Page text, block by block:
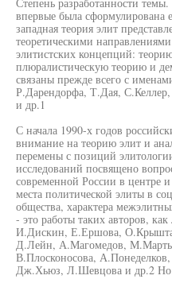
впервые была
западная теория элит
теоретическими
элитистских концепций:
плюралистическую теорию и
связаны прежде всего с
Р.Дарендорфа, Т.Дая,
и др.1
С начала 1990-х годов
внимание на теорию элит и
перемены с позиций
исследований посвящено
современной России в центре
места политической элиты в
общества, характера
- это работы таких авторов,
И.Дискин, Е.Ершова,
Д.Лейн, А.Магомедов,
В.Плосконосова,
Дж.Хьюз, Л.Шевцова и др.2 Но